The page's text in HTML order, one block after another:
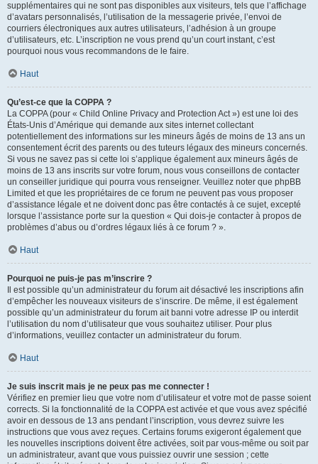
supplémentaires qui ne sont pas disponibles aux visiteurs, tels que l’affichage
d’avatars personnalisés, l’utilisation de la messagerie privée, l’envoi de
courriers électroniques aux autres utilisateurs, l’adhésion à un groupe
d’utilisateurs, etc. L’inscription ne vous prend qu’un court instant, c’est
pourquoi nous vous recommandons de le faire.
Haut
Qu’est-ce que la COPPA ?
La COPPA (pour « Child Online Privacy and Protection Act ») est une loi des
États-Unis d’Amérique qui demande aux sites internet collectant
potentiellement des informations sur les mineurs âgés de moins de 13 ans un
consentement écrit des parents ou des tuteurs légaux des mineurs concernés.
Si vous ne savez pas si cette loi s’applique également aux mineurs âgés de
moins de 13 ans inscrits sur votre forum, nous vous conseillons de contacter
un conseiller juridique qui pourra vous renseigner. Veuillez noter que phpBB
Limited et que les propriétaires de ce forum ne peuvent pas vous proposer
d’assistance légale et ne doivent donc pas être contactés à ce sujet, excepté
lorsque l’assistance porte sur la question « Qui dois-je contacter à propos de
problèmes d’abus ou d’ordres légaux liés à ce forum ? ».
Haut
Pourquoi ne puis-je pas m’inscrire ?
Il est possible qu’un administrateur du forum ait désactivé les inscriptions afin
d’empêcher les nouveaux visiteurs de s’inscrire. De même, il est également
possible qu’un administrateur du forum ait banni votre adresse IP ou interdit
l’utilisation du nom d’utilisateur que vous souhaitez utiliser. Pour plus
d’informations, veuillez contacter un administrateur du forum.
Haut
Je suis inscrit mais je ne peux pas me connecter !
Vérifiez en premier lieu que votre nom d’utilisateur et votre mot de passe soient
corrects. Si la fonctionnalité de la COPPA est activée et que vous avez spécifié
avoir en dessous de 13 ans pendant l’inscription, vous devrez suivre les
instructions que vous avez reçues. Certains forums exigeront également que
les nouvelles inscriptions doivent être activées, soit par vous-même ou soit par
un administrateur, avant que vous puissiez ouvrir une session ; cette